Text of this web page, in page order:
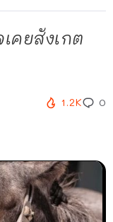
คยสังเกต
1.2K 0